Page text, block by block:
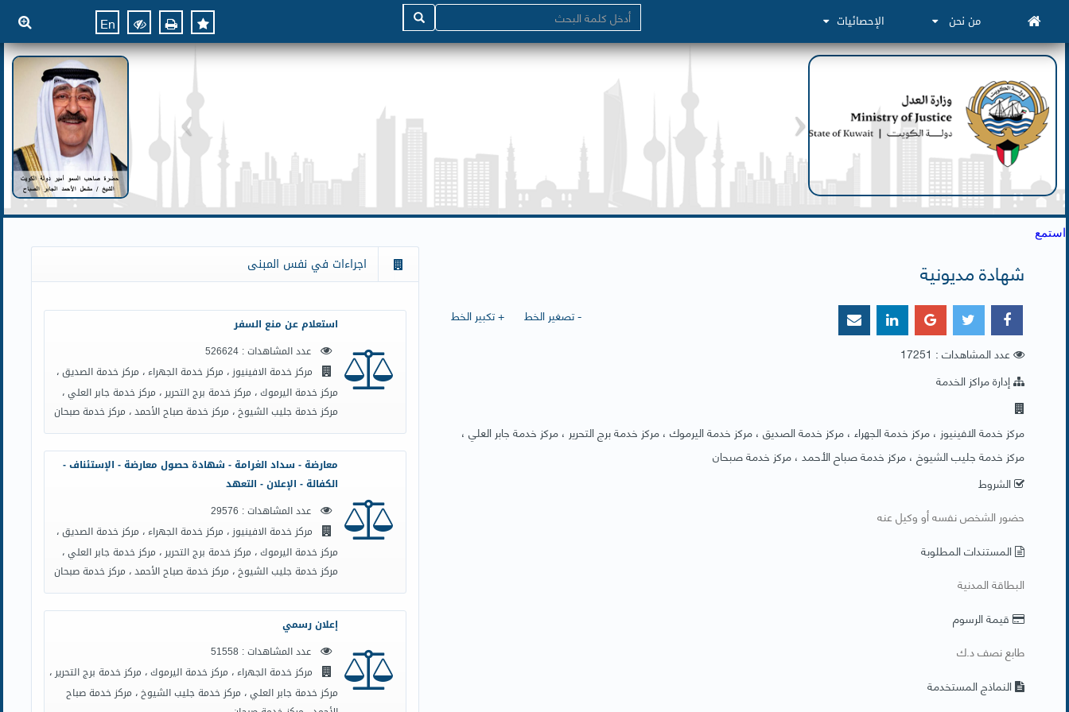
من نحن الإحصائيات En
استمع
شهادة مديونية
+ تكبير الخط
- تصغير الخط
عدد المشاهدات : 17251
إدارة مراكز الخدمة
مركز خدمة الافينيوز ، مركز خدمة الجهراء ، مركز خدمة الصديق ، مركز خدمة اليرموك ، مركز خدمة برج التحرير ، مركز خدمة جابر العلي ،
مركز خدمة جليب الشيوخ ، مركز خدمة صباح الأحمد ، مركز خدمة صبحان
الشروط
​حضور الشخص نفسه أو وكيل عنه
المستندات المطلوبة
​البطاقة المدنية
قيمة الرسوم
طابع نصف د.ك
النماذج المستخدمة
اجراءات في نفس المبنى
استعلام عن منع السفر
عدد المشاهدات : 526624
مركز خدمة الافينيوز ، مركز خدمة الجهراء ، مركز خدمة الصديق ،
مركز خدمة اليرموك ، مركز خدمة برج التحرير ، مركز خدمة جابر العلي ،
مركز خدمة جليب الشيوخ ، مركز خدمة صباح الأحمد ، مركز خدمة صبحان
معارضة - سداد الغرامة - شهادة حصول معارضة - الإستئناف -
الكفالة - الإعلان - التعهد
عدد المشاهدات : 29576
مركز خدمة الافينيوز ، مركز خدمة الجهراء ، مركز خدمة الصديق ،
مركز خدمة اليرموك ، مركز خدمة برج التحرير ، مركز خدمة جابر العلي ،
مركز خدمة جليب الشيوخ ، مركز خدمة صباح الأحمد ، مركز خدمة صبحان
إعلان رسمي
عدد المشاهدات : 51558
مركز خدمة الجهراء ، مركز خدمة اليرموك ، مركز خدمة برج التحرير ،
مركز خدمة جابر العلي ، مركز خدمة جليب الشيوخ ، مركز خدمة صباح